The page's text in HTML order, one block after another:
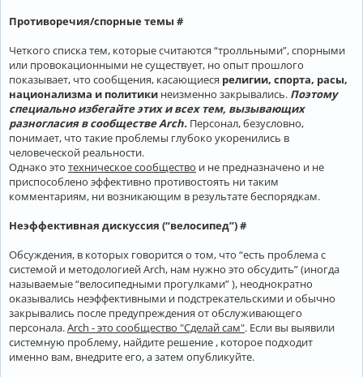
Противоречия/спорные темы #
Четкого списка тем, которые считаются “тролльными”, спорными
или провокационными не существует, но опыт прошлого
показывает, что сообщения, касающиеся религии, спорта, расы,
национализма и политики неизменно закрывались. Поэтому
специально избегайте этих и всех тем, вызывающих
разногласия в сообществе Arch. Персонал, безусловно,
понимает, что такие проблемы глубоко укоренились в
человеческой реальности.
Однако это техническое сообщество и не предназначено и не
приспособлено эффективно противостоять ни таким
комментариям, ни возникающим в результате беспорядкам.
Неэффективная дискуссия (“велосипед”) #
Обсуждения, в которых говорится о том, что “есть проблема с
системой и методологией Arch, нам нужно это обсудить” (иногда
называемые “велосипедными прогулками” ), неоднократно
оказывались неэффективными и подстрекательскими и обычно
закрывались после предупреждения от обслуживающего
персонала.Arch - это сообщество "Сделай сам". Если вы выявили
системную проблему, найдите решение , которое подходит
именно вам, внедрите его, а затем опубликуйте.